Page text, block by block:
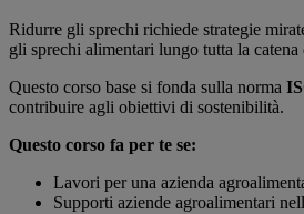
Ridurre gli sprechi richiede strategie
gli sprechi alimentari lungo tutta la
Questo corso base si fonda sulla norma
contribuire agli obiettivi di sostenibilità.
Questo corso fa per te se:
Lavori per una azienda
Supporti aziende agroalimentari